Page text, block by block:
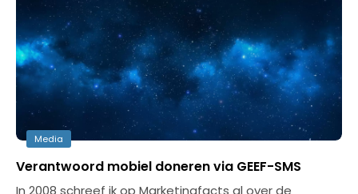
Media
Verantwoord mobiel doneren via GEEF-SMS
In 2008 schreef ik op Marketingfacts al over de